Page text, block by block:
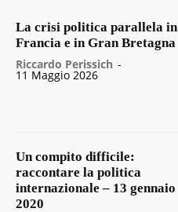
La crisi politica parallela in
Francia e in Gran Bretagna
Riccardo Perissich -
11 Maggio 2026
Un compito difficile:
raccontare la politica
internazionale – 13 gennaio
2020